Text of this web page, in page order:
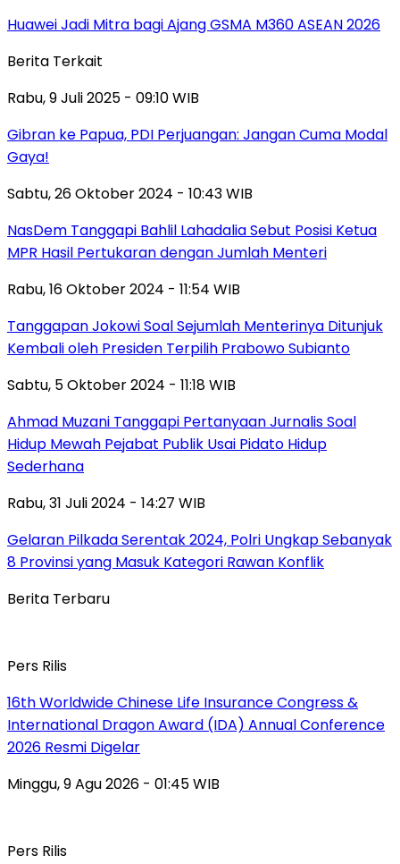
Huawei Jadi Mitra bagi Ajang GSMA M360 ASEAN 2026
Berita Terkait
Rabu, 9 Juli 2025 - 09:10 WIB
Gibran ke Papua, PDI Perjuangan: Jangan Cuma Modal
Gaya!
Sabtu, 26 Oktober 2024 - 10:43 WIB
NasDem Tanggapi Bahlil Lahadalia Sebut Posisi Ketua
MPR Hasil Pertukaran dengan Jumlah Menteri
Rabu, 16 Oktober 2024 - 11:54 WIB
Tanggapan Jokowi Soal Sejumlah Menterinya Ditunjuk
Kembali oleh Presiden Terpilih Prabowo Subianto
Sabtu, 5 Oktober 2024 - 11:18 WIB
Ahmad Muzani Tanggapi Pertanyaan Jurnalis Soal
Hidup Mewah Pejabat Publik Usai Pidato Hidup
Sederhana
Rabu, 31 Juli 2024 - 14:27 WIB
Gelaran Pilkada Serentak 2024, Polri Ungkap Sebanyak
8 Provinsi yang Masuk Kategori Rawan Konflik
Berita Terbaru
Pers Rilis
16th Worldwide Chinese Life Insurance Congress &
International Dragon Award (IDA) Annual Conference
2026 Resmi Digelar
Minggu, 9 Agu 2026 - 01:45 WIB
Pers Rilis